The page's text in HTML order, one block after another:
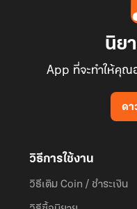
นิย
App ที่จะทำให้คุณ
ดา
วิธีการใช้งาน
วิธีเติม Coin / ชำระเงิน